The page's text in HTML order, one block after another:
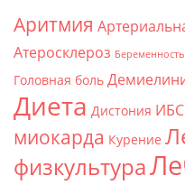
Аритмия
Атеросклероз Беременность
Головная боль
Диета Дистония ИБС
миокарда Курение
физкультура